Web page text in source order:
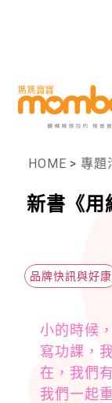
HOME > 專題
新書《用
品牌快訊與好康
小的時候
寫功課，
在，我們
我們一起